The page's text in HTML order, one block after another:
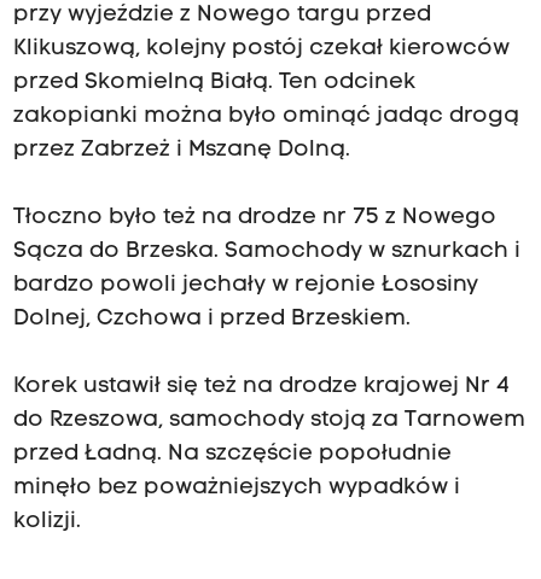
przy wyjeździe z Nowego targu przed
Klikuszową, kolejny postój czekał kierowców
przed Skomielną Białą. Ten odcinek
zakopianki można było ominąć jadąc drogą
przez Zabrzeż i Mszanę Dolną.
Tłoczno było też na drodze nr 75 z Nowego
Sącza do Brzeska. Samochody w sznurkach i
bardzo powoli jechały w rejonie Łososiny
Dolnej, Czchowa i przed Brzeskiem.
Korek ustawił się też na drodze krajowej Nr 4
do Rzeszowa, samochody stoją za Tarnowem
przed Ładną. Na szczęście popołudnie
minęło bez poważniejszych wypadków i
kolizji.